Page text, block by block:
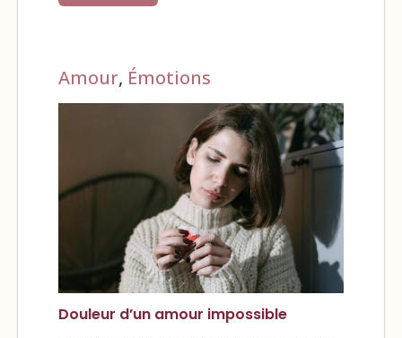
Amour, Émotions
Douleur d’un amour impossible